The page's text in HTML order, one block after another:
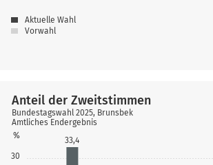
Aktuelle Wahl
Vorwahl
30
%
33,4
Anteil der Zweitstimmen
Bundestagswahl 2025, Brunsbek
Amtliches Endergebnis